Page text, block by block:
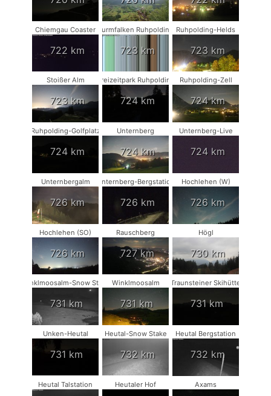
Chiemgau Coaster
722 km
Turmfalken Ruhpolding
723 km
Ruhpolding-Helds
723 km
Stoißer Alm
723 km
Freizeitpark Ruhpolding
724 km
Ruhpolding-Zell
724 km
Ruhpolding-Golfplatz
724 km
Unternberg
724 km
Unternberg-Live
724 km
Unternbergalm
726 km
Unternberg-Bergstation
726 km
Hochlehen (W)
726 km
Hochlehen (SO)
726 km
Rauschberg
727 km
Högl
730 km
Winklmoosalm-Snow Stake
731 km
Winklmoosalm
731 km
Traunsteiner Skihütte
731 km
Unken-Heutal
731 km
Heutal-Snow Stake
732 km
Heutal Bergstation
732 km
Heutal Talstation Heutaler Hof Axams